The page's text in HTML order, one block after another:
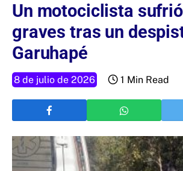
Un motociclista
graves tras un
Garuhapé
8 de julio de 2026 1 Min Read